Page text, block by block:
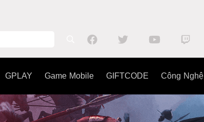
GPLAY Game Mobile GIFTCODE Công Nghệ